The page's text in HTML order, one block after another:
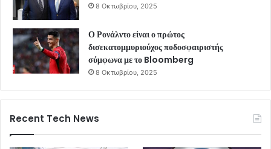
8 Οκτωβρίου, 2025
Ο Ρονάλντο είναι ο πρώτος
δισεκατομμυριούχος ποδοσφαιριστής
σύμφωνα με το Bloomberg
8 Οκτωβρίου, 2025
Recent Tech News